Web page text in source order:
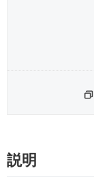
説明